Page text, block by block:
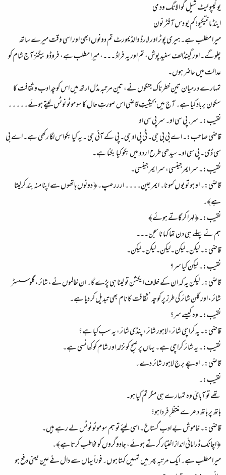
یو کیپو لیٹ شیل گو الانگ ود می
اینڈ مانتیگیو! کم یو دس آفٹر نون
میرا مطلب ہے۔ ہیری پوٹر اور لارڈ والڈیمورٹ تم دونوں ابھی اور اسی وقت میرے ساتھ
چلوگے۔ اور گینڈالف سفید پوش، تم اور یہ فراڈ ۔۔۔، میرا مطلب ہے، فروڈو بیگنز آج شام کو
عدالت میں حاضر ہوں۔
تمہارے درمیان تین خطرناک جنگوں نے، تین مرتبہ مڈل ارتھ میں اس کوچہ ادب و ثقافت کا
سکون برباد کیا ہے۔ آج میں بحیثیتِ قاضی اس صورتِ حال کا سو موٹو نوٹس لیتے ہوئے۔۔۔۔۔
نقیب:۔ سر. پی سی او۔ سر پی سی او
قاضی صاحب:۔ اے بی بی جی۔ ٹی پی او جی۔ پی کے آئی جی ۔ یہ کیا بکواس لگا رکھی ہے۔ اے بی
سی ڈی۔ پی سی او۔ سیدھی طرح اردو میں بکو کیا بکنا ہے۔
نقیب:۔ سر ایمرجینسی، سر ایمر جینسی۔
قاضی:۔ او ہو تو یوں کہو نا۔ ایمر جین۔۔۔۔ ارررھپ۔﴿ دونوں ہاتھوں سے اپنا منہ بند کرلیتا
ہے﴾۔
نقیب:۔﴿ لہرا کر گاتے ہوئے﴾
ہم نے پہلے ہی دن تھا کہا نا سجن۔۔۔
قاضی:۔ لیکن۔لیکن۔لیکن۔لیکن۔لیکن۔
نقیب:۔ لیکن کیا سر؟
قاضی:۔ لیکن یہ کہ ان کے خلاف ایکشن تو لینا ہی پڑے گا۔ ان ظالموں نے، شائر، گلوسسٹر
شائر، اور گلن شائر کی طرز پر کوچہ ’ ثقافت کا نام بھی تبدیل کر دیا ہے۔
نقیب:۔ وہ کیسے سر؟
قاضی:۔ یہ کراچی شائر، لاہور شائر، پنڈی شائر، یہ سب کیا ہے؟
نقیب:۔ یہ شائر کراچی ہے۔ یہاں پر صبح کو نزلہ اور شام کو کھانسی ہے۔
قاضی:۔ اوچے برج لاہور شائر دے۔
نقیب:۔
تھے تو آبائ وہ تمہارے ہی مگر تم کیا ہو۔
ہاتھ پر ہاتھ دھرے منتظرِ فردا ہو؟
قاضی:۔ خاموش بے ادب گستاخ۔ اسی لیئے تو ہم سو موٹو نوٹس لے رہے ہیں۔
﴿ اچانک ڈرامائی انداز اختیار کر تے ہوئے، جادوگروں کو مخاطب کرتا ہے﴾۔
میرا مطلب ہے۔ ایک مرتبہ پھر میں تمہیں کہتا ہوں۔فوراً یہاں سے دال فے عین یعنی دفع ہو